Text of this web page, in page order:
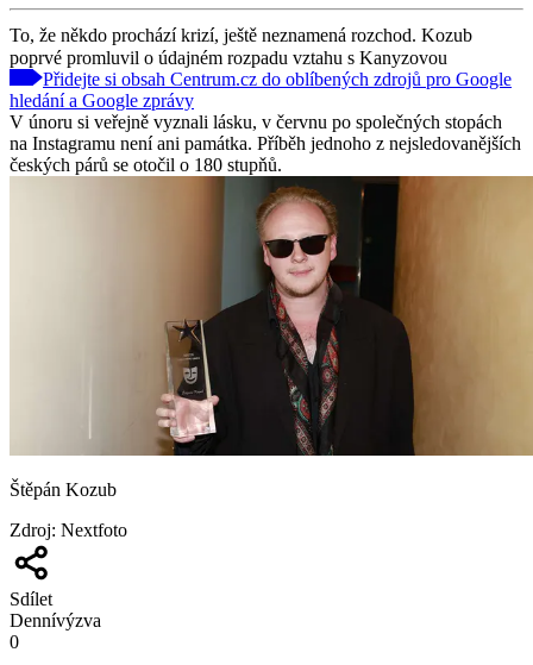
To, že někdo prochází krizí, ještě neznamená rozchod. Kozub
poprvé promluvil o údajném rozpadu vztahu s Kanyzovou
Přidejte si obsah Centrum.cz do oblíbených zdrojů pro Google
hledání a Google zprávy
V únoru si veřejně vyznali lásku, v červnu po společných stopách
na Instagramu není ani památka. Příběh jednoho z nejsledovanějších
českých párů se otočil o 180 stupňů.
Štěpán Kozub
Zdroj: Nextfoto
Sdílet
Dennívýzva
0